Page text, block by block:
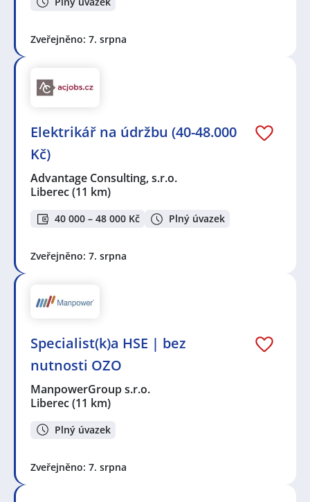
Zveřejněno: 7. srpna
Elektrikář na údržbu (40-48.000
Kč)
Advantage Consulting, s.r.o.
Liberec(11 km)
40 000 – 48 000 Kč Plný úvazek
Zveřejněno: 7. srpna
Specialist(k)a HSE | bez
nutnosti OZO
ManpowerGroup s.r.o.
Liberec(11 km)
Plný úvazek
Zveřejněno: 7. srpna